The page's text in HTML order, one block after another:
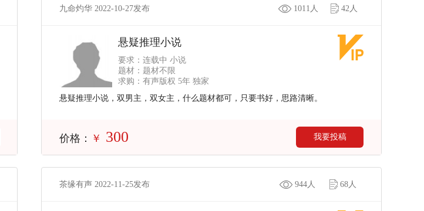
九命灼华 2022-10-27发布 1011人 42人
悬疑推理小说
要求：连载中 小说
题材：题材不限
求购：有声版权 5年 独家
悬疑推理小说，双男主，双女主，什么题材都可，只要书好，思路清晰。
价格： ￥ 300 我要投稿
茶缘有声 2022-11-25发布 944人 68人